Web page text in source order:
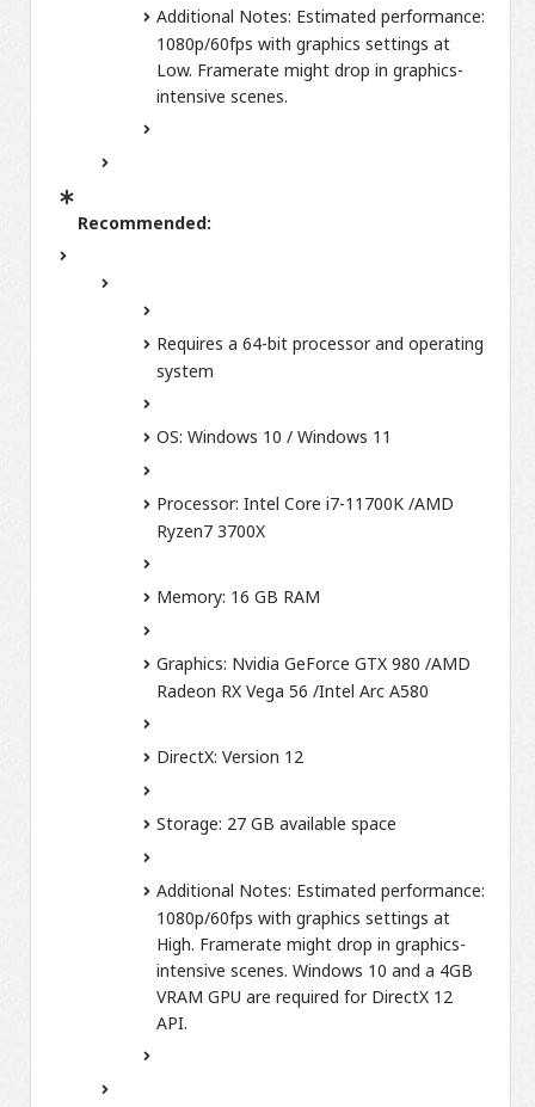
Additional Notes: Estimated performance:
1080p/60fps with graphics settings at
Low. Framerate might drop in graphics-
intensive scenes.
Recommended:
Requires a 64-bit processor and operating
system
OS: Windows 10 / Windows 11
Processor: Intel Core i7-11700K /AMD
Ryzen7 3700X
Memory: 16 GB RAM
Graphics: Nvidia GeForce GTX 980 /AMD
Radeon RX Vega 56 /Intel Arc A580
DirectX: Version 12
Storage: 27 GB available space
Additional Notes: Estimated performance:
1080p/60fps with graphics settings at
High. Framerate might drop in graphics-
intensive scenes. Windows 10 and a 4GB
VRAM GPU are required for DirectX 12
API.